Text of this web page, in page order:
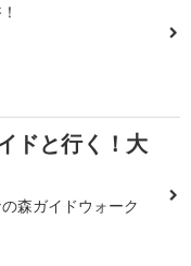
ドと行く！大
森ガイドウォーク